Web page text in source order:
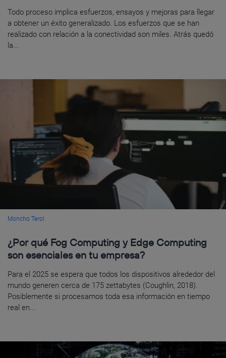
Todo proceso implica esfuerzos, ensayos y mejoras para llegar
a obtener un éxito generalizado. Los esfuerzos que se han
realizado con relación a la conectividad son miles. Atrás quedó
la...
Moncho Terol
¿Por qué Fog Computing y Edge Computing
son esenciales en tu empresa?
Para el 2025 se espera que todos los dispositivos alrededor del
mundo generen cerca de 175 zettabytes (Coughlin, 2018).
Posiblemente si procesamos toda esa información en tiempo
real en...